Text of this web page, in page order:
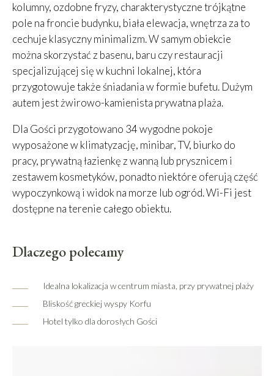
kolumny, ozdobne fryzy, charakterystyczne trójkątne
pole na froncie budynku, biała elewacja, wnętrza za to
cechuje klasyczny minimalizm. W samym obiekcie
można skorzystać z basenu, baru czy restauracji
specjalizującej się w kuchni lokalnej, która
przygotowuje także śniadania w formie bufetu. Dużym
autem jest żwirowo-kamienista prywatna plaża.
Dla Gości przygotowano 34 wygodne pokoje
wyposażone w klimatyzację, minibar, TV, biurko do
pracy, prywatną łazienkę z wanną lub prysznicem i
zestawem kosmetyków, ponadto niektóre oferują część
wypoczynkową i widok na morze lub ogród. Wi-Fi jest
dostępne na terenie całego obiektu.
Dlaczego polecamy
Idealna lokalizacja w centrum miasta, przy prywatnej plaży
Bliskość greckiej wyspy Korfu
Hotel tylko dla dorosłych Gości